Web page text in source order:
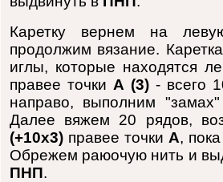
Каретку вернем на
продолжим вязание.
иглы, которые находятся
правее точки А (3)- всего
направо, выполним
Далее вяжем 20 рядов,
(+10х3)правее точки А,
Обрежем раюочую нить и
ПНП.